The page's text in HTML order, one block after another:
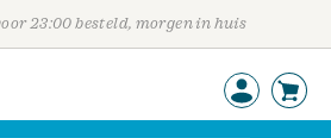
23:00 besteld, morgen in huis